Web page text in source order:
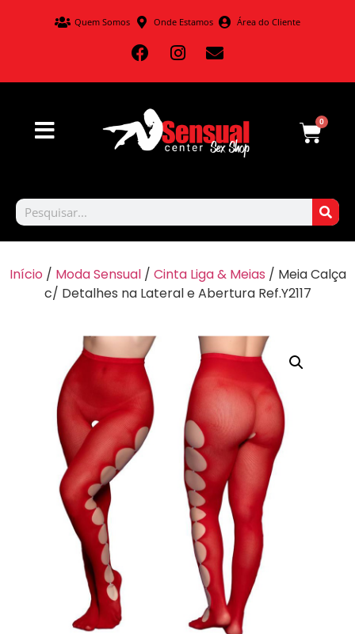
Quem Somos Onde Estamos Área do Cliente
0
Início / Moda Sensual/ Cinta Liga & Meias / Meia Calça
c/ Detalhes na Lateral e Abertura Ref.Y2117